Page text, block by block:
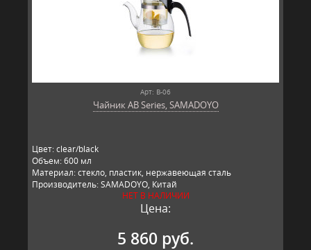
Арт: B-06
Чайник AB Series, SAMADOYO
Цвет: clear/black
Объем: 600 мл
Материал: стекло, пластик, нержавеющая сталь
Производитель: SAMADOYO, Китай
НЕТ В НАЛИЧИИ
Цена:
5 860 руб.